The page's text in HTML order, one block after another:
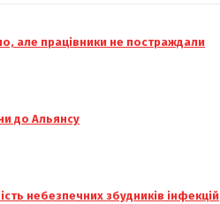
але працівники не постраждали
до Альянсу
небезпечних збудників інфекцій